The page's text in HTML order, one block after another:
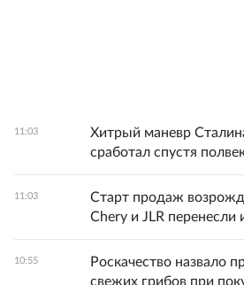
11:03
Хитрый маневр
сработал спустя
11:03
Старт продаж
Chery и JLR перенесли
10:55
Роскачество назвало
свежих грибов при